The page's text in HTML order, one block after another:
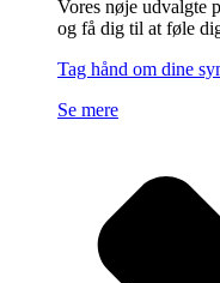
Vores nøje udvalgte
og få dig til at føle
Tag hånd om dine
Se mere